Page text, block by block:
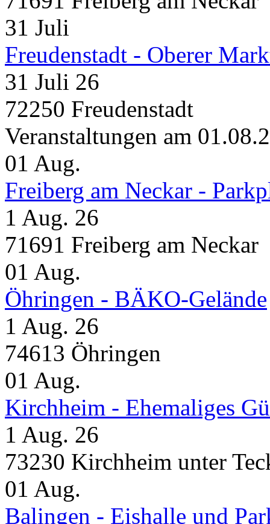
31 Juli
Freudenstadt - Oberer
31 Juli 26
72250 Freudenstadt
Veranstaltungen am
01 Aug.
Freiberg am Neckar -
1 Aug. 26
71691 Freiberg am Neckar
01 Aug.
Öhringen - BÄKO-Gelände
1 Aug. 26
74613 Öhringen
01 Aug.
Kirchheim - Ehemaliges
1 Aug. 26
73230 Kirchheim unter
01 Aug.
Balingen - Eishalle und